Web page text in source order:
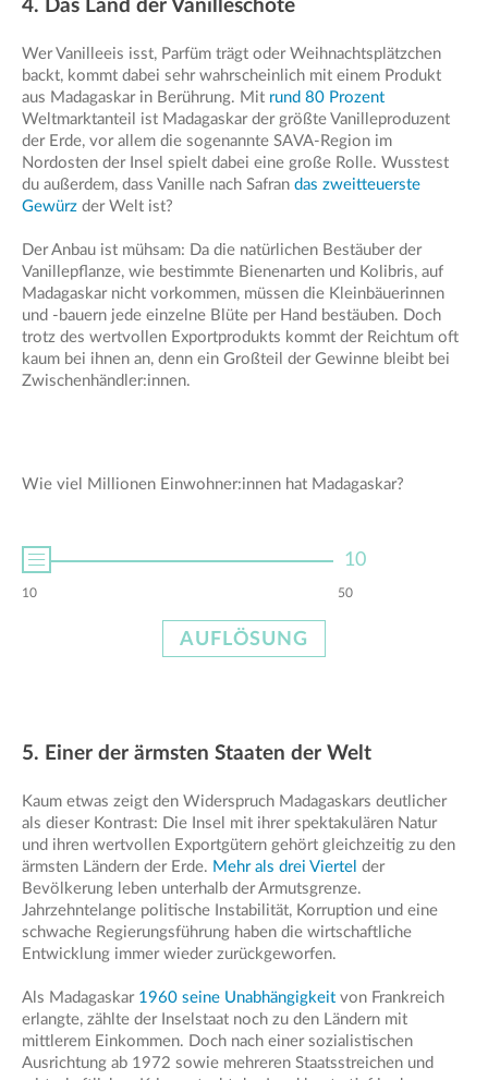
4. Das Land der Vanilleschote
Wer Vanilleeis isst, Parfüm trägt oder Weihnachtsplätzchen
backt, kommt dabei sehr wahrscheinlich mit einem Produkt
aus Madagaskar in Berührung. Mit rund 80 Prozent
Weltmarktanteil ist Madagaskar der größte Vanilleproduzent
der Erde, vor allem die sogenannte SAVA-Region im
Nordosten der Insel spielt dabei eine große Rolle. Wusstest
du außerdem, dass Vanille nach Safran das zweitteuerste
Gewürz der Welt ist?
Der Anbau ist mühsam: Da die natürlichen Bestäuber der
Vanillepflanze, wie bestimmte Bienenarten und Kolibris, auf
Madagaskar nicht vorkommen, müssen die Kleinbäuerinnen
und -bauern jede einzelne Blüte per Hand bestäuben. Doch
trotz des wertvollen Exportprodukts kommt der Reichtum oft
kaum bei ihnen an, denn ein Großteil der Gewinne bleibt bei
Zwischenhändler:innen.
Wie viel Millionen Einwohner:innen hat Madagaskar?
10
10 50
AUFLÖSUNG
5. Einer der ärmsten Staaten der Welt
Kaum etwas zeigt den Widerspruch Madagaskars deutlicher
als dieser Kontrast: Die Insel mit ihrer spektakulären Natur
und ihren wertvollen Exportgütern gehört gleichzeitig zu den
ärmsten Ländern der Erde. Mehr als drei Viertel der
Bevölkerung leben unterhalb der Armutsgrenze.
Jahrzehntelange politische Instabilität, Korruption und eine
schwache Regierungsführung haben die wirtschaftliche
Entwicklung immer wieder zurückgeworfen.
Als Madagaskar 1960 seine Unabhängigkeit von Frankreich
erlangte, zählte der Inselstaat noch zu den Ländern mit
mittlerem Einkommen. Doch nach einer sozialistischen
Ausrichtung ab 1972 sowie mehreren Staatsstreichen und